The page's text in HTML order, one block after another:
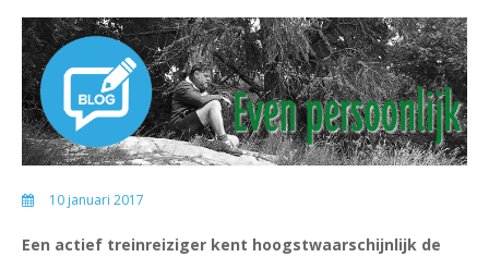
10 januari 2017
Een actief treinreiziger kent hoogstwaarschijnlijk de